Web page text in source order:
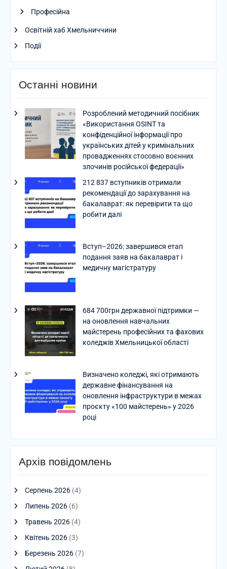
Професійна
Освітній хаб Хмельниччини
Події
Останні новини
Розроблений методичний посібник
«Використання OSINT та
конфіденційної інформації про
українських дітей у кримінальних
провадженнях стосовно воєнних
злочинів російської федерації»
212 837 вступників отримали
рекомендації до зарахування на
бакалаврат: як перевірити та що
робити далі
Вступ–2026: завершився етап
подання заяв на бакалаврат і
медичну магістратуру
684 700грн державної підтримки —
на оновлення навчальних
майстерень професійних та фахових
коледжів Хмельницької області
Визначено коледжі, які отримають
державне фінансування на
оновлення інфраструктури в межах
проєкту «100 майстерень» у 2026
році
Архів повідомлень
Серпень 2026(4)
Липень 2026(6)
Травень 2026(4)
Квітень 2026(3)
Березень 2026(7)